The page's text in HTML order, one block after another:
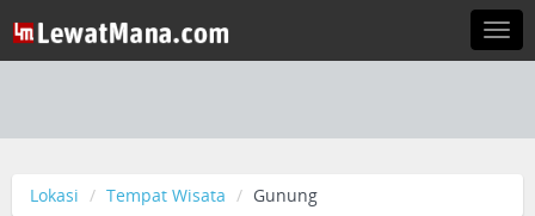
Lokasi Tempat Wisata Gunung